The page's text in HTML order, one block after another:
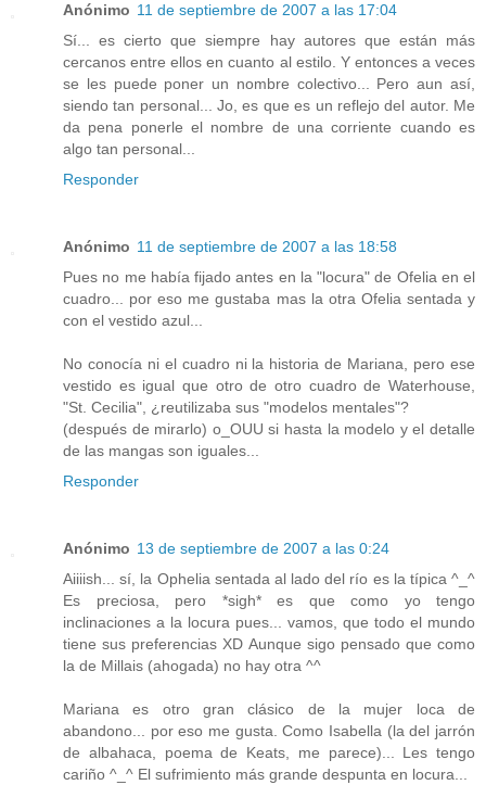
Anónimo 11 de septiembre de 2007 a las 17:04
Sí... es cierto que siempre hay autores que están más
cercanos entre ellos en cuanto al estilo. Y entonces a veces
se les puede poner un nombre colectivo... Pero aun así,
siendo tan personal... Jo, es que es un reflejo del autor. Me
da pena ponerle el nombre de una corriente cuando es
algo tan personal...
Responder
Anónimo 11 de septiembre de 2007 a las 18:58
Pues no me había fijado antes en la "locura" de Ofelia en el
cuadro... por eso me gustaba mas la otra Ofelia sentada y
con el vestido azul...
No conocía ni el cuadro ni la historia de Mariana, pero ese
vestido es igual que otro de otro cuadro de Waterhouse,
"St. Cecilia", ¿reutilizaba sus "modelos mentales"?
(después de mirarlo) o_OUU si hasta la modelo y el detalle
de las mangas son iguales...
Responder
Anónimo 13 de septiembre de 2007 a las 0:24
Aiiiish... sí, la Ophelia sentada al lado del río es la típica ^_^
Es preciosa, pero *sigh* es que como yo tengo
inclinaciones a la locura pues... vamos, que todo el mundo
tiene sus preferencias XD Aunque sigo pensado que como
la de Millais (ahogada) no hay otra ^^
Mariana es otro gran clásico de la mujer loca de
abandono... por eso me gusta. Como Isabella (la del jarrón
de albahaca, poema de Keats, me parece)... Les tengo
cariño ^_^ El sufrimiento más grande despunta en locura...